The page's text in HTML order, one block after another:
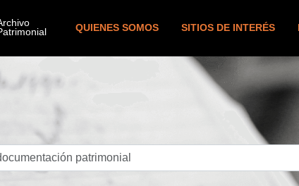
QUIENES SOMOS SITIOS DE INTERÉS